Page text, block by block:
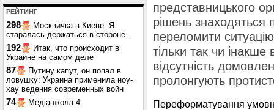
РЕЙТИНГ
298
Москвичка в Киеве: Я
старалась держаться в стороне...
192
Итак, что происходит в
Украине на самом деле
87
Путину капут, он попал в
ловушку: Украина применила ноу-
хау ведения современных войн
74 Медіашкола-4
представницького
рішень знаходяться
переломити
тільки так чи
відсутність
пролонгують
Переформатування